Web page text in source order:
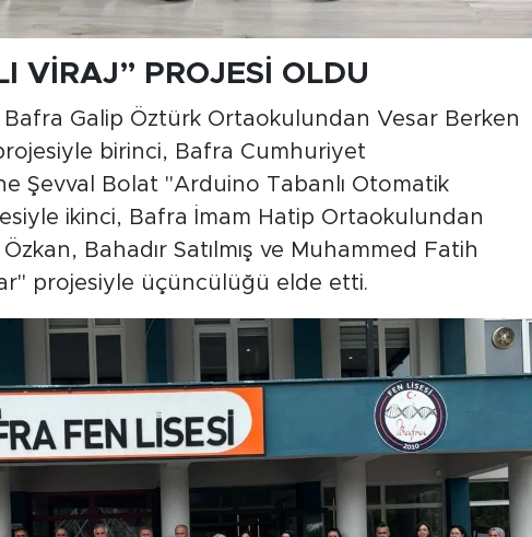
VİRAJ” PROJESİ OLDU
Bafra Galip Öztürk Ortaokulundan Vesar Berken
birinci, Bafra Cumhuriyet
Şevval Bolat "Arduino Tabanlı Otomatik
ikinci, Bafra İmam Hatip Ortaokulundan
Bahadır Satılmış ve Muhammed Fatih
projesiyle üçüncülüğü elde etti.